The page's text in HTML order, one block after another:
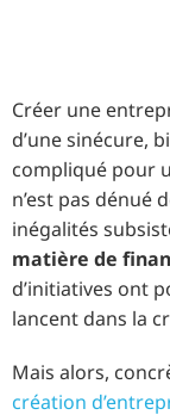
Créer une
d’une sinécure,
compliqué pour
n’est pas dénué
inégalités
matière de
d’initiatives ont
lancent dans la
Mais alors,
création